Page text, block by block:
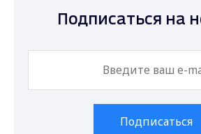
Подписаться на
Подписаться